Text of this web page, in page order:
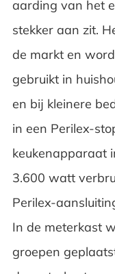
aarding van het
stekker aan zit.
de markt en
gebruikt in
en bij kleinere
in een Perilex-
keukenapparaat
3.600 watt
Perilex-
In de meterkast
groepen